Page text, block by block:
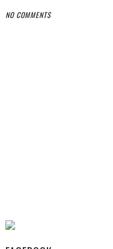
NO COMMENTS